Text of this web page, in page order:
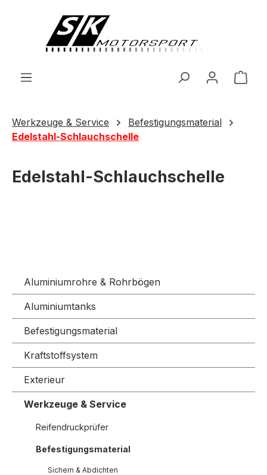
Werkzeuge & Service
Befestigungsmaterial
Edelstahl-Schlauchschelle
Edelstahl-Schlauchschelle
Aluminiumrohre & Rohrbögen
Aluminiumtanks
Befestigungsmaterial
Kraftstoffsystem
Exterieur
Werkzeuge & Service
Reifendruckprüfer
Befestigungsmaterial
Sichern & Abdichten